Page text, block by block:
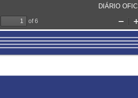
DIÁRIO